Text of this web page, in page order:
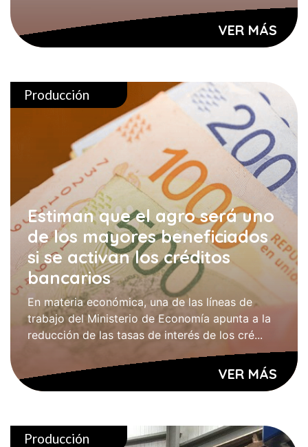
VER MÁS
Producción
Estiman que el agro será uno
de los mayores beneficiados
si se activan los créditos
bancarios
En materia económica, una de las líneas de
trabajo del Ministerio de Economía apunta a la
reducción de las tasas de interés de los cré...
VER MÁS
Producción